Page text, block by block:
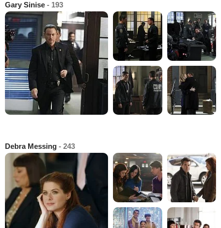
Gary Sinise - 193
Debra Messing - 243